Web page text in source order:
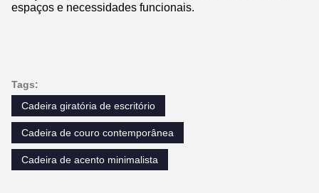
espaços e necessidades funcionais.
Tags:
Cadeira giratória de escritório
Cadeira de couro contemporânea
Cadeira de acento minimalista